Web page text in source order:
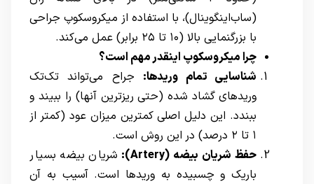
(ساب‌اینگوینال)، با استفاده از میکروسکوپ جراحی
با بزرگنمایی بالا (۱۰ تا ۲۵ برابر) عمل می‌کند.
چرا میکروسکوپ اینقدر مهم است؟
شناسایی تمام وریدها: جراح می‌تواند تک‌تک
وریدهای گشاد شده (حتی ریزترین آنها) را ببیند و
ببندد. این دلیل اصلی کمترین میزان عود (کمتر از
۱ تا ۲ درصد) در این روش است.
حفظ شریان بیضه (Artery
): شریان بیضه بسیار
باریک و چسبیده به وریدها است. آسیب به آن